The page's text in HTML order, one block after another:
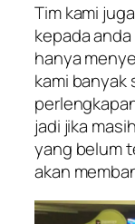
Tim kami
kepada
hanya
kami banyak
jadi jika
yang belum
akan